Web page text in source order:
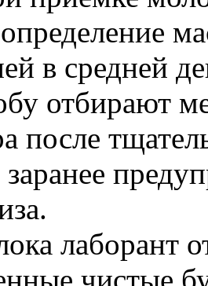
в средней
отбирают
после
лаборант
чистые